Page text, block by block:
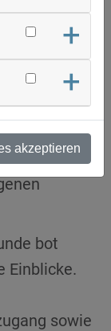
gab der
beim
wichtig
bot
Einblicke.
sowie
akzeptieren